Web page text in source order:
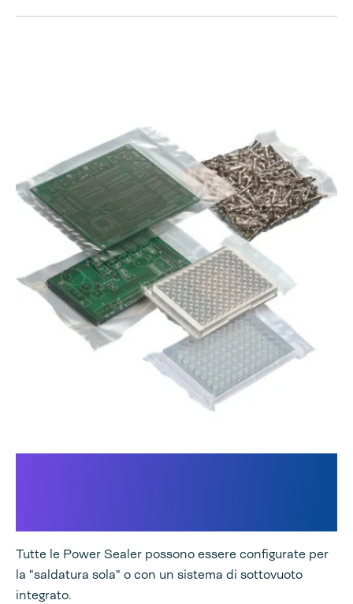
Tutte le Power Sealer possono essere configurate per
la "saldatura sola" o con un sistema di sottovuoto
integrato.